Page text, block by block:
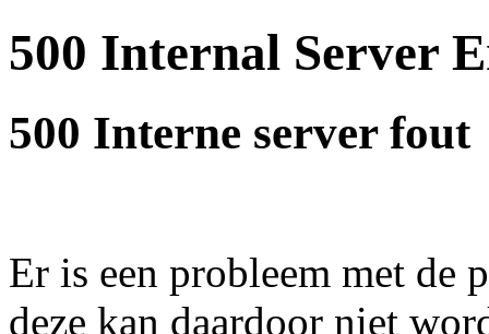
500 Internal Server
500 Interne server fout
Er is een probleem met de
deze kan daardoor niet